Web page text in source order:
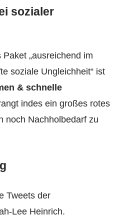
sozialer
„ausreichend im
soziale Ungleichheit“ ist
& schnelle
indes ein großes rotes
noch Nachholbedarf zu
Tweets der
Lee Heinrich.